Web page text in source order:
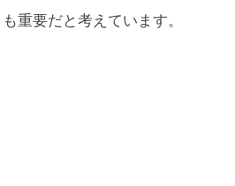
重要だと考えています。